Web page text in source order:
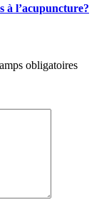
à l’acupuncture?
obligatoires